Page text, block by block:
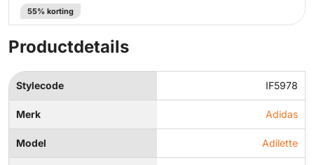
55% korting
Productdetails
Stylecode IF5978
Merk Adidas
Model Adilette